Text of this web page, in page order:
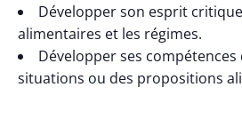
Développer son esprit
alimentaires et les régimes.
Développer ses compétences
situations ou des propositions